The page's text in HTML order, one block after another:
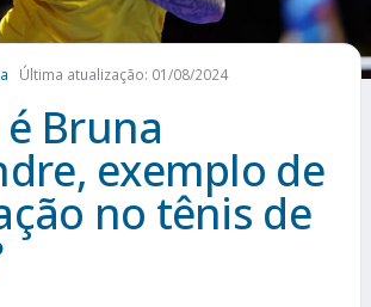
Última atualização: 01/08/2024
Bruna
exemplo de
no tênis de